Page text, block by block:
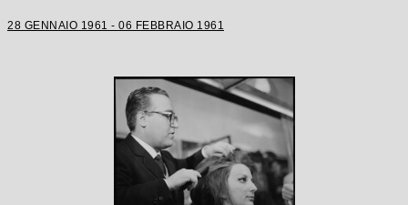
28 GENNAIO 1961 - 06 FEBBRAIO 1961